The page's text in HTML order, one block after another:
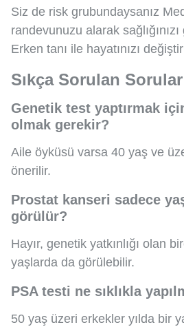
Siz de risk grubundaysanız
randevunuzu alarak
Erken tanı ile hayatınızı
Sıkça Sorulan
Genetik test yaptırmak
olmak gerekir?
Aile öyküsü varsa 40 yaş ve
önerilir.
Prostat kanseri sadece
görülür?
Hayır, genetik yatkınlığı olan
yaşlarda da görülebilir.
PSA testi ne sıklıkla
50 yaş üzeri erkekler yılda bir